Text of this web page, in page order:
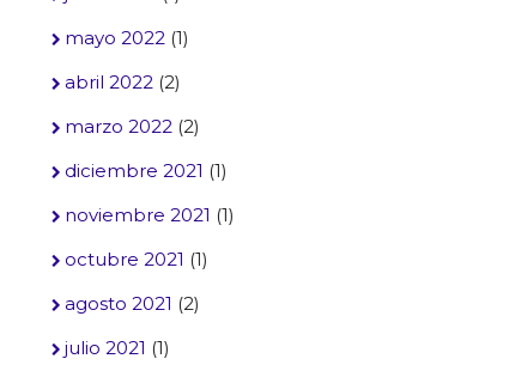
mayo 2022 (1)
abril 2022 (2)
marzo 2022 (2)
diciembre 2021 (1)
noviembre 2021 (1)
octubre 2021 (1)
agosto 2021 (2)
julio 2021 (1)